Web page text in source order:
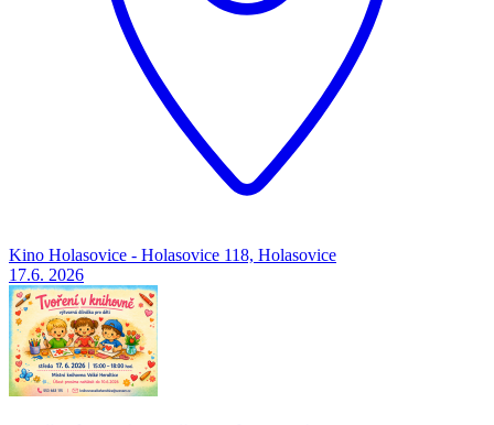
Kino Holasovice - Holasovice 118, Holasovice
17.6. 2026